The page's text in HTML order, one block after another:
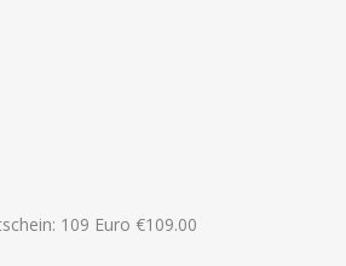
109 Euro €109.00